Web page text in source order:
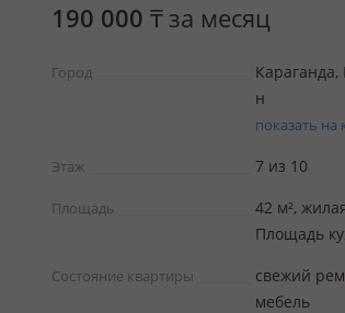
190 000 ₸ за месяц
Город
н
показать на
Этаж 7 из 10
Площадь
42 м²,
Площадь
Состояние квартиры
свежий
мебель